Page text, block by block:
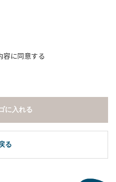
元住民から川についての注意
容に同意する
る
に入れる